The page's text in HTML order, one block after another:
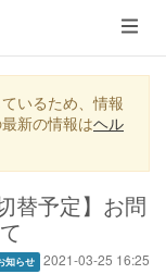
メ
ニ
ュ
ー
いるため、情報
新の情報はヘル
替予定】お問
知らせ 2021-03-25 16:25